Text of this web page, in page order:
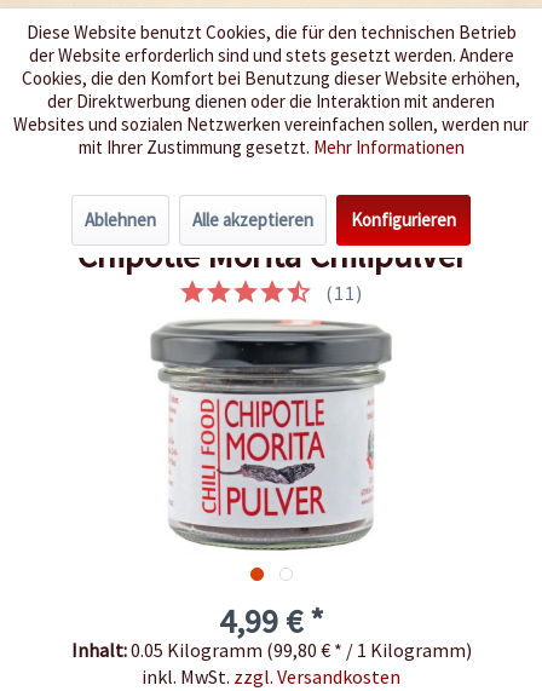
Wir würzen Ihr Leben
Menü
Übersicht Neue Produkte
Chipotle Morita Chilipulver
(11)
4,99 € *
Inhalt:0.05 Kilogramm (99,80 € * / 1 Kilogramm)
inkl. MwSt. zzgl. Versandkosten
Diese Website benutzt Cookies, die für den technischen Betrieb
der Website erforderlich sind und stets gesetzt werden. Andere
Cookies, die den Komfort bei Benutzung dieser Website erhöhen,
der Direktwerbung dienen oder die Interaktion mit anderen
Websites und sozialen Netzwerken vereinfachen sollen, werden nur
mit Ihrer Zustimmung gesetzt. Mehr Informationen
Ablehnen Alle akzeptieren Konfigurieren